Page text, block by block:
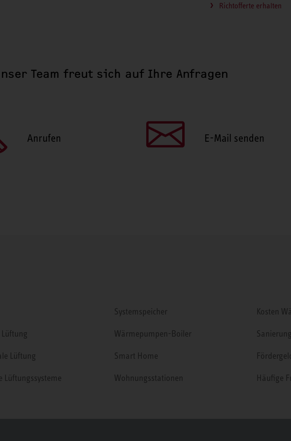
Richtofferte erhalten
Team freut sich auf Ihre Anfragen
Anrufen E-Mail senden
Lüftung
Lüftungssysteme
Systemspeicher
Wärmepumpen-Boiler
Smart Home
Wohnungsstationen
Kosten
Häufige